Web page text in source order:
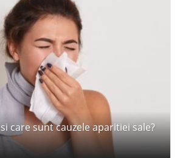
care sunt cauzele aparitiei sale?